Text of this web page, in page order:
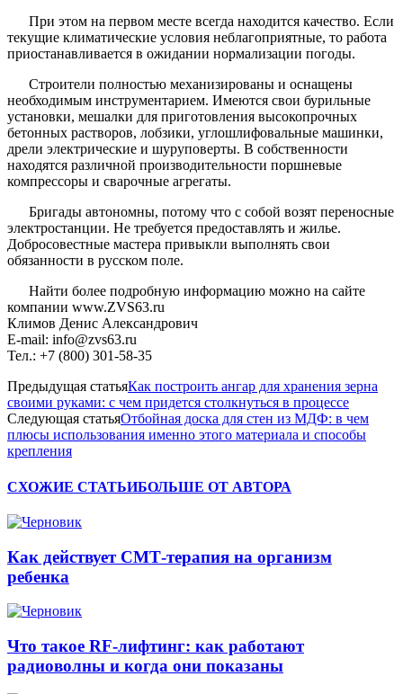
При этом на первом месте всегда находится качество. Если
текущие климатические условия неблагоприятные, то работа
приостанавливается в ожидании нормализации погоды.
Строители полностью механизированы и оснащены
необходимым инструментарием. Имеются свои бурильные
установки, мешалки для приготовления высокопрочных
бетонных растворов, лобзики, углошлифовальные машинки,
дрели электрические и шуруповерты. В собственности
находятся различной производительности поршневые
компрессоры и сварочные агрегаты.
Бригады автономны, потому что с собой возят переносные
электростанции. Не требуется предоставлять и жилье.
Добросовестные мастера привыкли выполнять свои
обязанности в русском поле.
Найти более подробную информацию можно на сайте
компании www.ZVS63.ru
Климов Денис Александрович
E-mail: info@zvs63.ru
Тел.: +7 (800) 301-58-35
Предыдущая статьяКак построить ангар для хранения зерна
своими руками: с чем придется столкнуться в процессе
Следующая статьяОтбойная доска для стен из МДФ: в чем
плюсы использования именно этого материала и способы
крепления
СХОЖИЕ СТАТЬИБОЛЬШЕ ОТ АВТОРА
Как действует СМТ-терапия на организм
ребенка
Что такое RF-лифтинг: как работают
радиоволны и когда они показаны